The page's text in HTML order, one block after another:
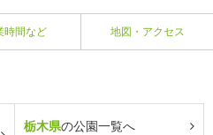
時間など 地図・アクセス
栃木県の公園一覧へ